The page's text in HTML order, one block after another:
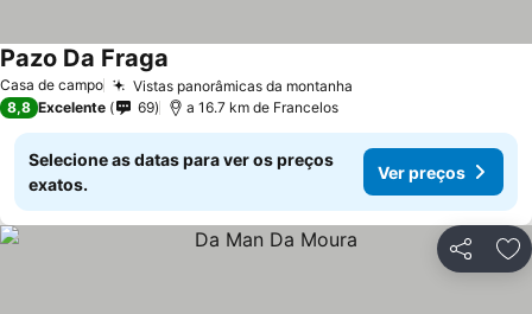
Casa de campo Vistas panorâmicas da montanha
Pazo Da Fraga
8,8 Excelente 69 a 16.7 km de Francelos
Selecione as datas para ver os preços
exatos.
Ver preços
Partilhar